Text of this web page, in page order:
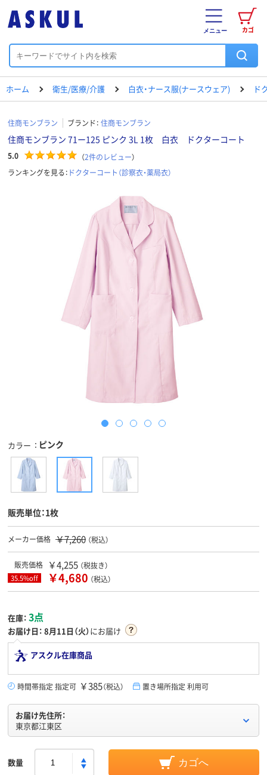
カゴ
メニュー
ホーム 衛生/医療/介護 白衣・ナース服(ナースウェア) ド
住商モンブラン ブランド： 住商モンブラン
住商モンブラン 71ー125 ピンク 3L 1枚 白衣 ドクターコート
5.0 （2件のレビュー）
ランキングを見る： ドクターコート（診察衣・薬局衣）
カラー ピンク
販売単位：1枚
メーカー価格 ￥7,260 （税込）
販売価格 ￥4,255 （税抜き）
35.5%off ￥4,680 （税込）
在庫： 3点
お届け日： 8月11日（火）にお届け
アスクル在庫商品
時間帯指定 指定可 ￥385（税込） 置き場所指定 利用可
お届け先住所：
東京都江東区
数量 カゴへ